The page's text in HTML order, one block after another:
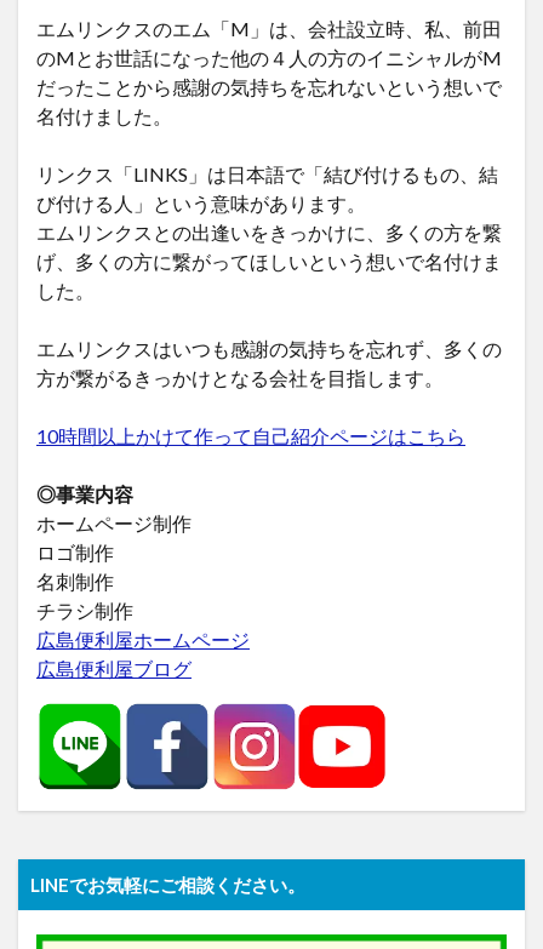
エムリンクスのエム「M」は、会社設立時、私、前田
のMとお世話になった他の４人の方のイニシャルがM
だったことから感謝の気持ちを忘れないという想いで
名付けました。
リンクス「LINKS」は日本語で「結び付けるもの、結
び付ける人」という意味があります。
エムリンクスとの出逢いをきっかけに、多くの方を繋
げ、多くの方に繋がってほしいという想いで名付けま
した。
エムリンクスはいつも感謝の気持ちを忘れず、多くの
方が繋がるきっかけとなる会社を目指します。
10時間以上かけて作って自己紹介ページはこちら
◎事業内容
ホームページ制作
ロゴ制作
名刺制作
チラシ制作
広島便利屋ホームページ
広島便利屋ブログ
LINEでお気軽にご相談ください。